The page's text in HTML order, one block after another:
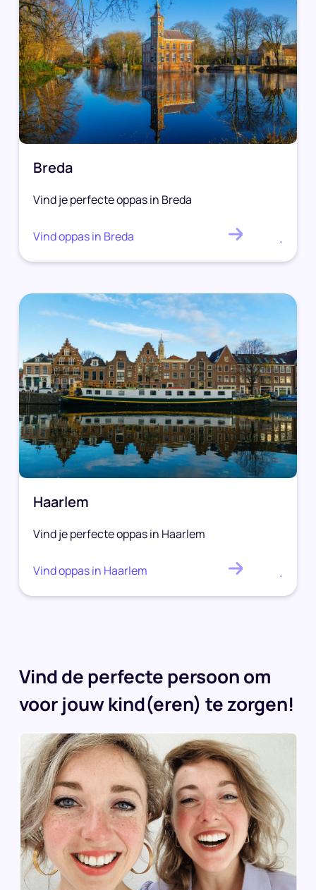
Breda
Vind je perfecte oppas in Breda
Vind oppas in Breda .
Haarlem
Vind je perfecte oppas in Haarlem
Vind oppas in Haarlem .
Vind de perfecte persoon om
voor jouw kind(eren) te zorgen!